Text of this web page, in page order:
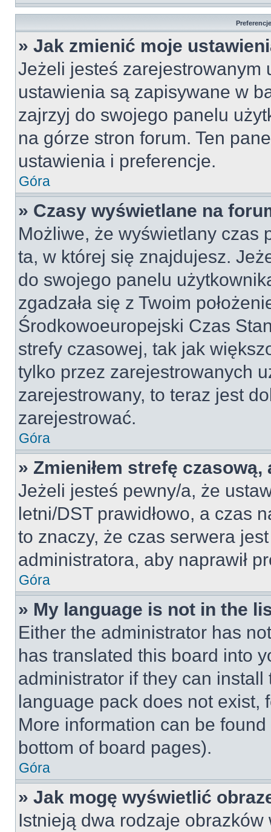
» Jak zmienić moje
Jeżeli jesteś zarejestrowanym
ustawienia są zapisywane w
zajrzyj do swojego panelu
na górze stron forum. Ten
ustawienia i preferencje.
Góra
» Czasy wyświetlane na
Możliwe, że wyświetlany czas
ta, w której się znajdujesz.
do swojego panelu
zgadzała się z Twoim
Środkowoeuropejski Czas
strefy czasowej, tak jak
tylko przez zarejestrowanych
zarejestrowany, to teraz jest
zarejestrować.
Góra
» Zmieniłem strefę
Jeżeli jesteś pewny/a, że
letni/DST prawidłowo, a czas
to znaczy, że czas serwera
administratora, aby naprawił
Góra
» My language is not in the
Either the administrator has
has translated this board into
administrator if they can
language pack does not exist,
More information can be
bottom of board pages).
Góra
» Jak mogę wyświetlić
Istnieją dwa rodzaje